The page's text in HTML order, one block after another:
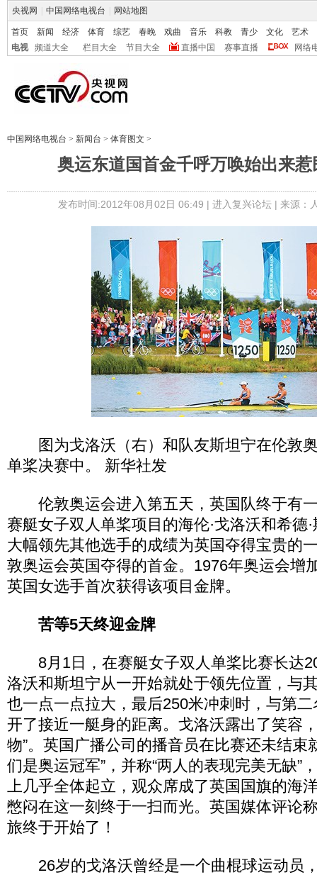
央视网 中国网络电视台 网站地图
首页 新闻 经济 体育 综艺 春晚 戏曲 音乐 科教 青少 文化
艺术
电视
频道大全 栏目大全 节目大全 直播中国 赛事直播 网络
中国网络电视台 > 新闻台 > 体育图文 >
奥运东道国首金千呼万唤始出来
发布时间:2012年08月02日 06:49 | 进入复兴论坛| 来源：
图为戈洛沃（右）和队友斯坦宁在伦敦
单桨决赛中。 新华社发
伦敦奥运会进入第五天，英国队终于有
赛艇女子双人单桨项目的海伦·戈洛沃和希德
大幅领先其他选手的成绩为英国夺得宝贵的
敦奥运会英国夺得的首金。1976年奥运会增
英国女选手首次获得该项目金牌。
苦等5天终迎金牌
8月1日，在赛艇女子双人单桨比赛长达
洛沃和斯坦宁从一开始就处于领先位置，与
也一点一点拉大，最后250米冲刺时，与第
开了接近一艇身的距离。戈洛沃露出了笑容
物”。英国广播公司的播音员在比赛还未结束
们是奥运冠军”，并称“两人的表现完美无缺”
上几乎全体起立，观众席成了英国国旗的海
憋闷在这一刻终于一扫而光。英国媒体评论
旅终于开始了！
26岁的戈洛沃曾经是一个曲棍球运动员